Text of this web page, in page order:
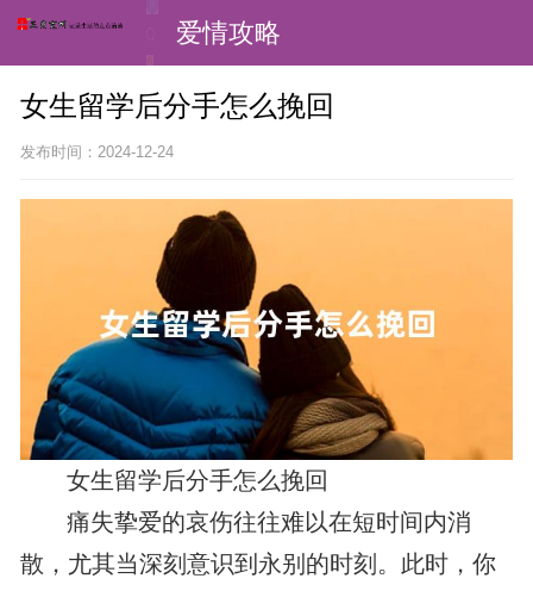
爱情攻略
女生留学后分手怎么挽回
发布时间：2024-12-24
女生留学后分手怎么挽回
痛失挚爱的哀伤往往难以在短时间内消
散，尤其当深刻意识到永别的时刻。此时，你